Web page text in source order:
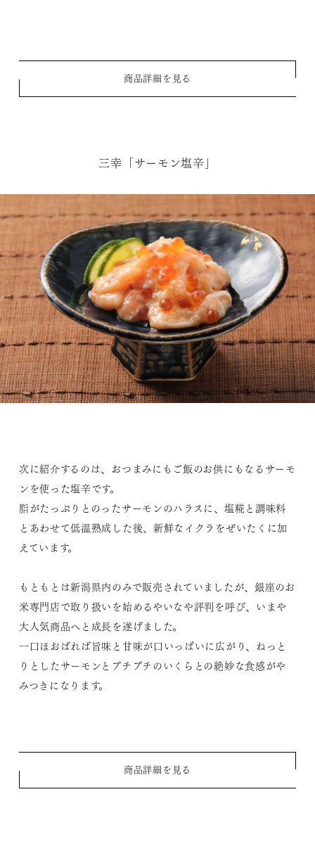
商品詳細を見る
三幸「サーモン塩辛」
次に紹介するのは、おつまみにもご飯のお供にもなるサーモ
ンを使った塩辛です。
脂がたっぷりとのったサーモンのハラスに、塩糀と調味料
とあわせて低温熟成した後、新鮮なイクラをぜいたくに加
えています。
もともとは新潟県内のみで販売されていましたが、銀座のお
米専門店で取り扱いを始めるやいなや評判を呼び、いまや
大人気商品へと成長を遂げました。
一口ほおばれば旨味と甘味が口いっぱいに広がり、ねっと
りとしたサーモンとプチプチのいくらとの絶妙な食感がや
みつきになります。
商品詳細を見る